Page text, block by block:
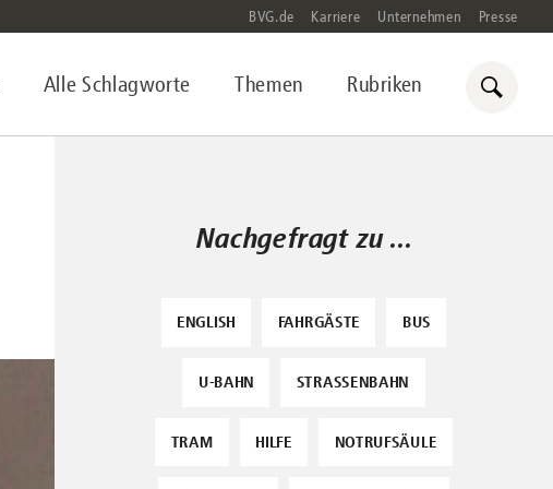
BVG.de Karriere Unternehmen Presse
Alle Schlagworte Themen Rubriken
Nachgefragt zu ...
ENGLISH FAHRGÄSTE BUS
U-BAHN STRASSENBAHN
TRAM HILFE NOTRUFSÄULE